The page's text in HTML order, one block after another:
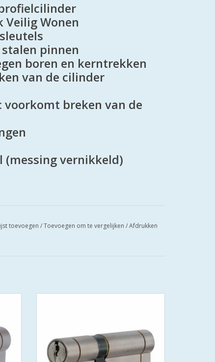
Veilig Wonen
pinnen
boren en kerntrekken
van de cilinder
breken van de
(messing vernikkeld)
toevoegen /Toevoegen om te vergelijken /Afdrukken
en
- 6 pins cilinder met gehard stalen pinnen
- voorzien van beveiliging tegen boren en
kerntrekken